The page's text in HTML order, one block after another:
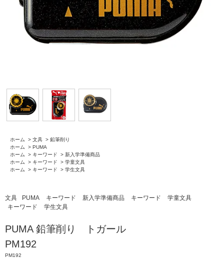
ホーム > 文具 > 鉛筆削り
ホーム
> PUMA
ホーム
> キーワード > 新入学準備商品
ホーム
> キーワード > 学童文具
ホーム
> キーワード > 学生文具
文具 PUMA キーワード 新入学準備商品 キーワード
学童文具
キーワード
学生文具
PUMA 鉛筆削り トガール
PM192
PM192